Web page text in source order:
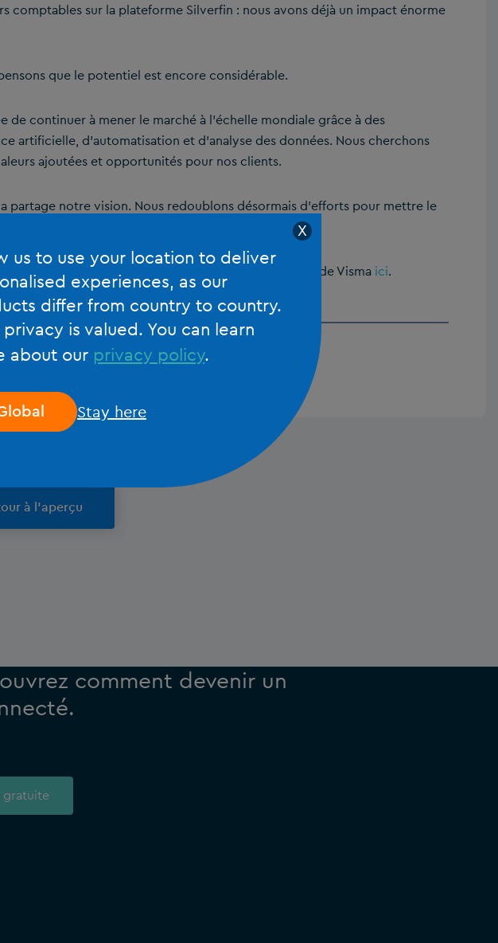
comptables sur la plateforme Silverfin : nous avons déjà un impact énorme
que le potentiel est encore considérable.
de continuer à mener le marché à l’échelle mondiale grâce à des
artificielle, d’automatisation et d’analyse des données. Nous cherchons
ajoutées et opportunités pour nos clients.
partage notre vision. Nous redoublons désormais d’efforts pour mettre le
du parcours de Silverfin.
nous contacter, ou consultez le communiqué de presse de Visma ici.
peut être trouvéici.
à l'aperçu
comment devenir un
gratuite
X
us to use your location to deliver
experiences, as our
differ from country to country.
privacy is valued. You can learn
about our privacy policy.
Stay here